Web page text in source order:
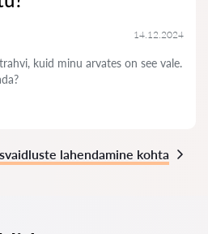
14.12.2024
kuid minu arvates on see vale.
lahendamine kohta